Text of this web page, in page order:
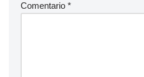
Comentario *